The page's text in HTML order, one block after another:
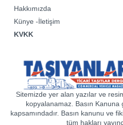
Hakkımızda
Künye -İletişim
KVKK
Sitemizde yer alan yazılar ve
kopyalanamaz. Basın Kanuna
kapsamındadır. Basın kanunu ve
tüm hakları